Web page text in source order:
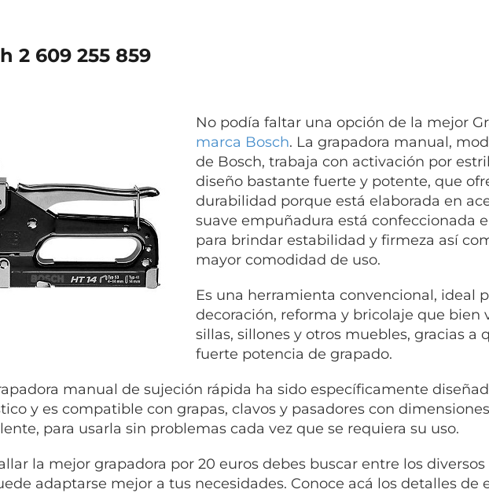
2 609 255 859
No podía faltar una opción de la mejor
marca Bosch. La grapadora manual,
de Bosch, trabaja con activación por
diseño bastante fuerte y potente, que
durabilidad porque está elaborada en
suave empuñadura está confeccionada
para brindar estabilidad y firmeza así
mayor comodidad de uso.
Es una herramienta convencional, ideal
decoración, reforma y bricolaje que bien
sillas, sillones y otros muebles, gracias a
fuerte potencia de grapado.
manual de sujeción rápida ha sido específicamente
y es compatible con grapas, clavos y pasadores con
para usarla sin problemas cada vez que se requiera su uso.
la mejor grapadora por 20 euros debes buscar entre los
adaptarse mejor a tus necesidades. Conoce acá los detalles de